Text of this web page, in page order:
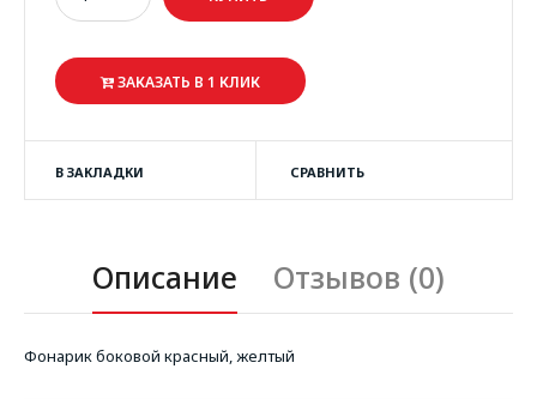
ЗАКАЗАТЬ В 1 КЛИК
В ЗАКЛАДКИ СРАВНИТЬ
Описание Отзывов (0)
Фонарик боковой красный, желтый